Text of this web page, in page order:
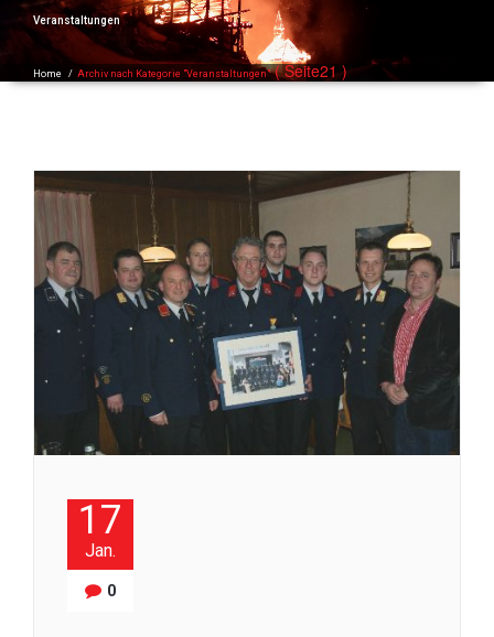
Veranstaltungen
Home / Archiv nach Kategorie "Veranstaltungen"( Seite21 )
17
Jan.
0